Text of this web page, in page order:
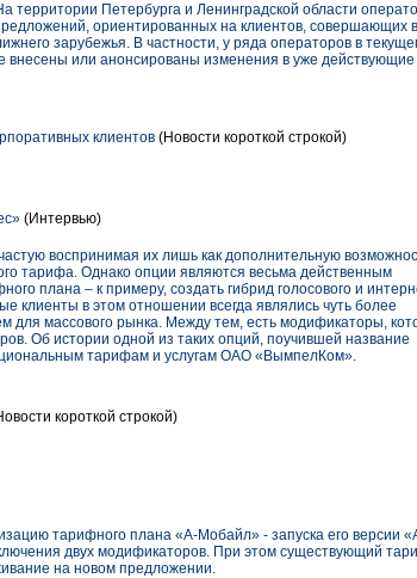
территории Петербурга и Ленинградской области
ориентированных на клиентов, совершающих в
зарубежья. В частности, у ряда операторов в
или анонсированы изменения в уже действующие
клиентов (Новости короткой строкой)
(Интервью)
воспринимая их лишь как дополнительную
тарифа. Однако опции являются весьма действенным
плана – к примеру, создать гибрид голосового и
в этом отношении всегда являлись чуть более
для массового рынка. Между тем, есть модификаторы,
Об истории одной из таких опций, поучившей название
тарифам и услугам ОАО «ВымпелКом».
короткой строкой)
тарифного плана «А-Мобайл» - запуска его версии
двух модификаторов. При этом существующий
на новом предложении.